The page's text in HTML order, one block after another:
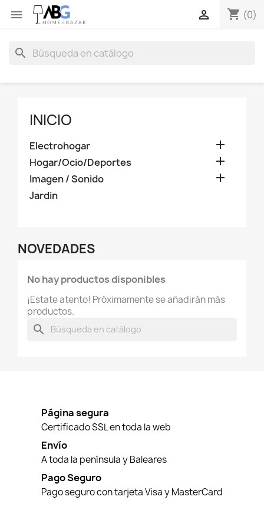
 shopping_cart (0)

search
INICIO
Electrohogar 
Hogar/Ocio/Deportes 
Imagen / Sonido 
Jardin
NOVEDADES
No hay productos disponibles
¡Estate atento! Próximamente se añadirán más
productos.
search
Página segura
Certificado SSL en toda la web
Envío
A toda la península y Baleares
Pago Seguro
Pago seguro con tarjeta Visa y MasterCard